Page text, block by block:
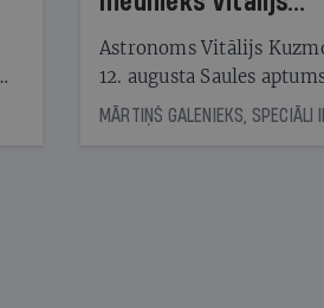
Kuzmovs
Astronoms Vitālijs
12. augusta Saules
dosies vērot Maļorkā, kur
būs pilns. Jau nākamajā
MĀRTIŅŠ GALENIEKS, SPECIĀLI